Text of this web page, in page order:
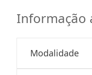
Informação
Modalidade